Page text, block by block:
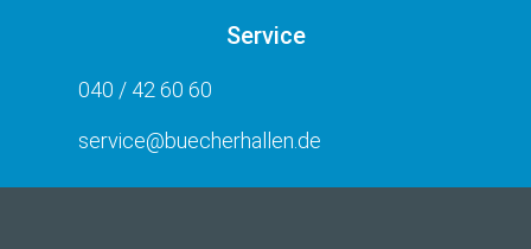
Service
040 / 42 60 60
service@buecherhallen.de